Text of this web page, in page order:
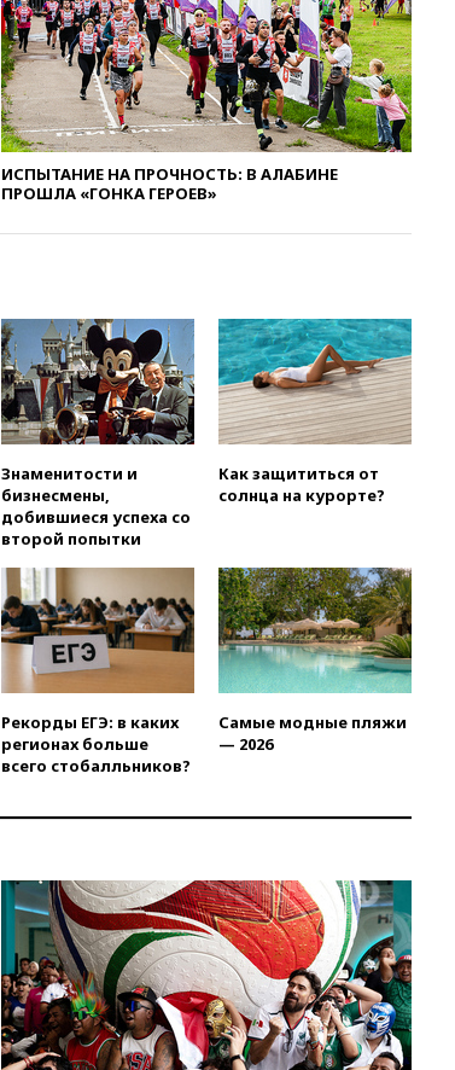
вчера, 20:27Ямпольская
призвала оптимизировать
олимпиады для поступления в
вузы
вчера, 20:15Минтранс
предложил оплачивать
защиту дорог от БПЛА из
средств на ремонт
вчера, 20:00Зеленский 8
внесен законопроект об
отмене ЕГЭ
вчера, 19:50Аэропорты Сочи и
Ярославля приостановили
работу
вчера, 19:35 WP: Трамп
призвал доноров-
республиканцев поддержать
вчера, 19:20Число ломбардов
в РФ превысило максимум
2022 года
вчера, 19:15Жуковский и
аэропорт Геленджика
возобновили работу
вчера, 19:00Путин уточнил
порядок присвоения воинских
вчера, 18:50Euractiv: восток
вчера, 18:35В Жуковском и
аэропорту Геленджика
введены ограничения
вчера, 18:21 Зюганов
присоединился к критике
«Яблока»
вчера, 18:15Четыре человека
ИСПЫТАНИЕ НА ПРОЧНОСТЬ: В АЛАБИНЕ
ПРОШЛА «ГОНКА ГЕРОЕВ»
Знаменитости и
бизнесмены,
добившиеся успеха со
второй попытки
Как защититься от
солнца на курорте?
Рекорды ЕГЭ: в каких
регионах больше
всего стобалльников?
Самые модные пляжи
— 2026